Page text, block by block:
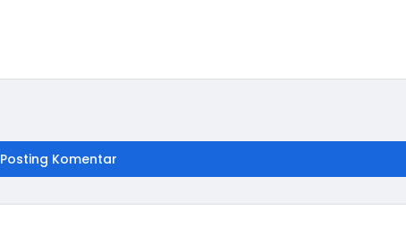
Posting Komentar